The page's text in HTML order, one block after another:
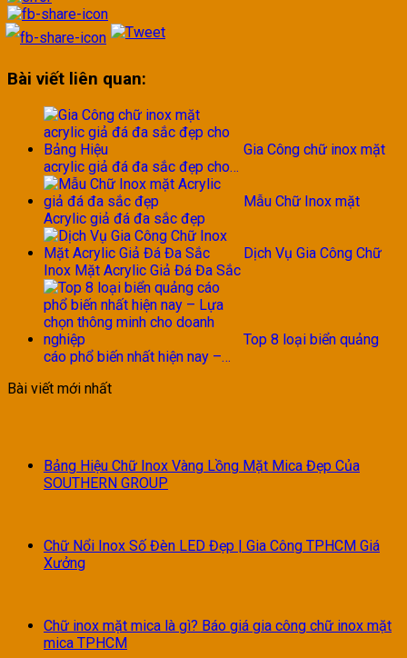
Bài viết liên quan:
Gia Công chữ inox mặt
acrylic giả đá đa sắc đẹp cho…
Mẫu Chữ Inox mặt
Acrylic giả đá đa sắc đẹp
Dịch Vụ Gia Công Chữ
Inox Mặt Acrylic Giả Đá Đa Sắc
Top 8 loại biển quảng
cáo phổ biến nhất hiện nay –…
Bài viết mới nhất
Bảng Hiệu Chữ Inox Vàng Lồng Mặt Mica Đẹp Của
SOUTHERN GROUP
Chữ Nổi Inox Số Đèn LED Đẹp | Gia Công TPHCM Giá
Xưởng
Chữ inox mặt mica là gì? Báo giá gia công chữ inox mặt
mica TPHCM